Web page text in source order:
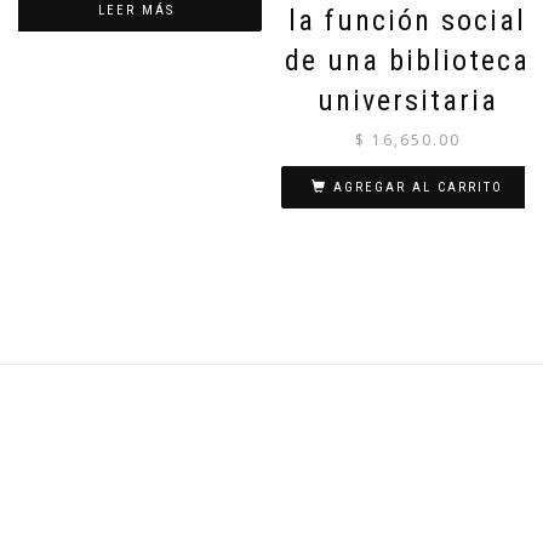
LEER MÁS
la función social
de una biblioteca
universitaria
$ 16,650.00
AGREGAR AL CARRITO